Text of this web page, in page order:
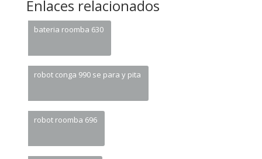
Enlaces relacionados
bateria roomba 630
robot conga 990 se para y pita
robot roomba 696